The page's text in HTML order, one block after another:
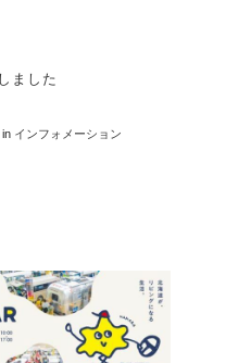
ました
in インフォメーション